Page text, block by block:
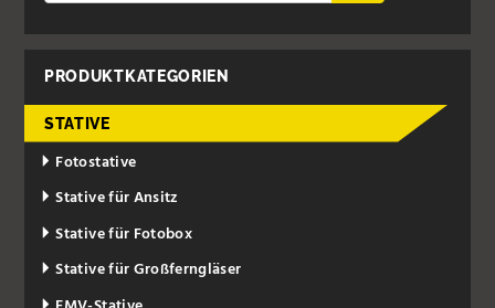
PRODUKTKATEGORIEN
STATIVE
Fotostative
Stative für Ansitz
Stative für Fotobox
Stative für Großferngläser